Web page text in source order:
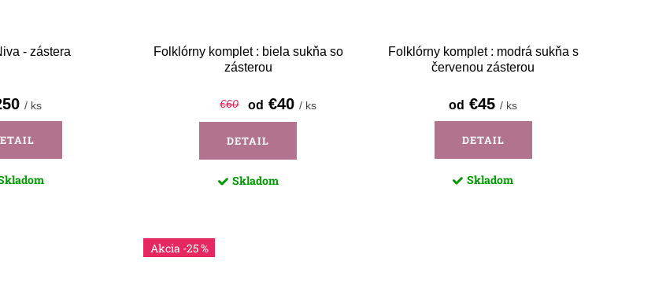
- zástera
/ ks
Folklórny komplet : biela sukňa so
zásterou
€60 od €40/ ks
DETAIL
Skladom
Folklórny komplet : modrá sukňa s
červenou zásterou
od €45/ ks
DETAIL
Skladom
-25 %